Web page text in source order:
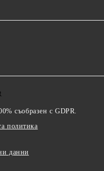
съобразен с GDPR.
политика
данни